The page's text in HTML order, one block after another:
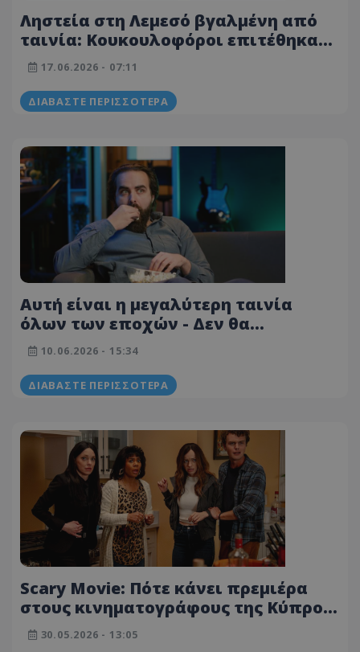
Ληστεία στη Λεμεσό βγαλμένη από
ταινία: Κουκουλοφόροι επιτέθηκαν
με μαχαίρι σε διανομέα φαγητού
17.06.2026 - 07:11
ΔΙΑΒΆΣΤΕ ΠΕΡΙΣΣΌΤΕΡΑ
Αυτή είναι η μεγαλύτερη ταινία
όλων των εποχών - Δεν θα
πιστέψεις πόσο διαρκεί
10.06.2026 - 15:34
ΔΙΑΒΆΣΤΕ ΠΕΡΙΣΣΌΤΕΡΑ
Scary Movie: Πότε κάνει πρεμιέρα
στους κινηματογράφους της Κύπρου
- Δείτε το τρέιλερ
30.05.2026 - 13:05